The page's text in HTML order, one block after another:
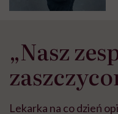
„Nasz
Lekarka na co dzień